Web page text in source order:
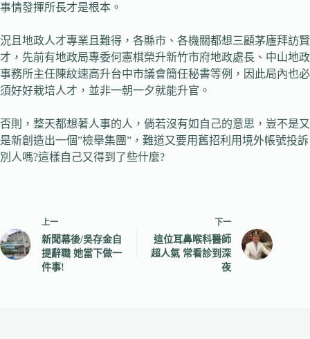
事情發揮所長才是根本。
況且地政人才專業且難得，各縣市、各機關都想三顧茅廬拜訪賢
才，先前有地政局專委何憲棋榮升新竹市府地政處長、中山地政
事務所主任陳紋速高升台中市議會簡任秘書等例，因此局內也必
須好好栽培人才，並非一朝一夕就能升官。
否則，整天都想著人事的人，倘若沒有如自己的意思，豈不是又
是新創造出一個”檢舉集團”，難道又要用舊招利用境外帳號投訴
別人嗎?這樣自己又得到了些什麼?
上一
新聞幕後/吳存金自
提辭職 她當下做一
件事!
下一
這位耳鼻喉科醫師
超人氣 常看診到深
夜